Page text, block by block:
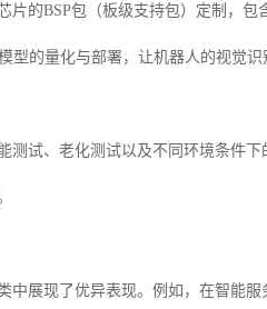
的BSP包（板级支持包）定制，
的量化与部署，让机器人的视觉识
测试、老化测试以及不同环境条件
展现了优异表现。例如，在智能